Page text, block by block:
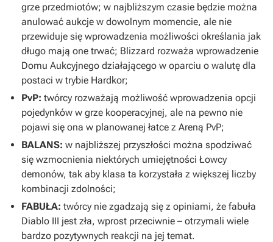
grze przedmiotów; w najbliższym czasie będzie można
anulować aukcje w dowolnym momencie, ale nie
przewiduje się wprowadzenia możliwości określania jak
długo mają one trwać; Blizzard rozważa wprowadzenie
Domu Aukcyjnego działającego w oparciu o walutę dla
postaci w trybie Hardkor;
PvP: twórcy rozważają możliwość wprowadzenia opcji
pojedynków w grze kooperacyjnej, ale na pewno nie
pojawi się ona w planowanej łatce z Areną PvP;
BALANS: w najbliższej przyszłości można spodziwać
się wzmocnienia niektórych umiejętności Łowcy
demonów, tak aby klasa ta korzystała z większej liczby
kombinacji zdolności;
FABUŁA: twórcy nie zgadzają się z opiniami, że fabuła
Diablo III jest zła, wprost przeciwnie – otrzymali wiele
bardzo pozytywnych reakcji na jej temat.